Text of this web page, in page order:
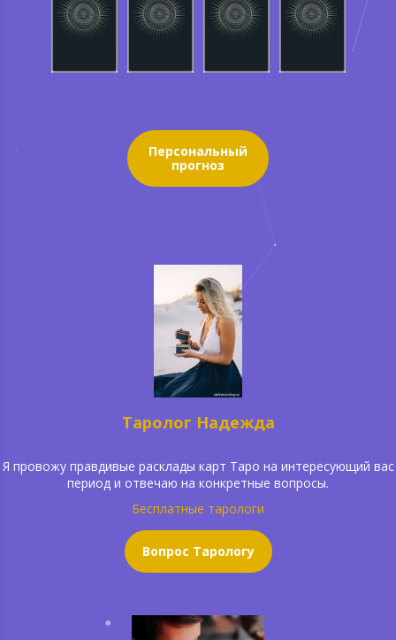
Персональный
прогноз
Таролог Надежда
Я провожу правдивые расклады карт Таро на интересующий вас
период и отвечаю на конкретные вопросы.
Бесплатные тарологи
Вопрос Тарологу